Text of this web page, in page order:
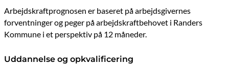
Arbejdskraftprognosen er baseret på arbejdsgivernes
forventninger og peger på arbejdskraftbehovet i Randers
Kommune i et perspektiv på 12 måneder.
Uddannelse og opkvalificering